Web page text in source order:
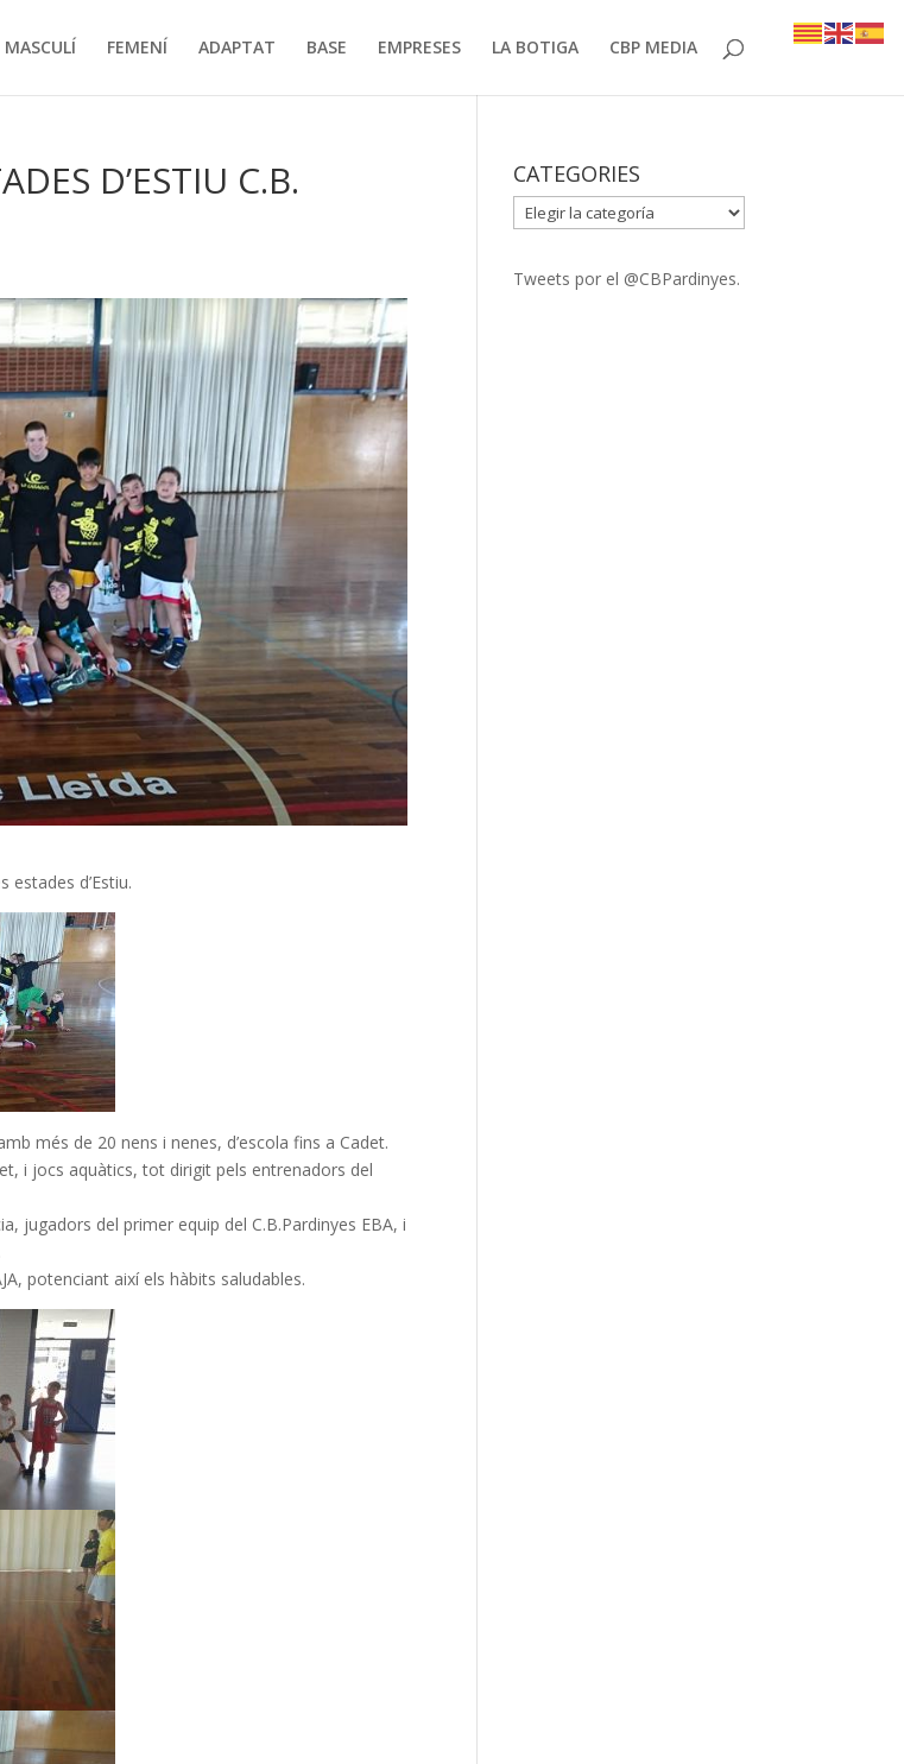
MASCULÍ FEMENÍ ADAPTAT BASE EMPRESES LA BOTIGA CBP MEDIA
D’ESTIU C.B.
estades d’Estiu.
més de 20 nens i nenes, d’escola fins a Cadet.
i jocs aquàtics, tot dirigit pels entrenadors del
jugadors del primer equip del C.B.Pardinyes EBA, i
potenciant així els hàbits saludables.
CATEGORIES
CATEGORIES
Tweets por el @CBPardinyes.